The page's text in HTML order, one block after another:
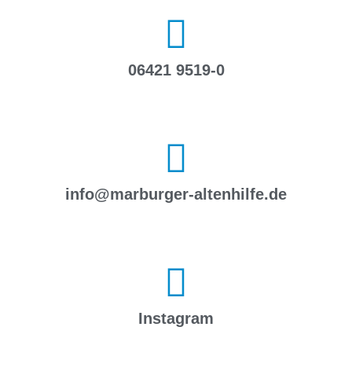
06421 9519-0
info@marburger-altenhilfe.de
Instagram